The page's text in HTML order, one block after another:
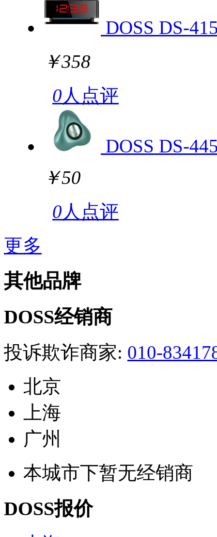
DOSS DS-
￥358
0人点评
DOSS DS-
￥50
0人点评
更多
其他品牌
DOSS经销商
投诉欺诈商家: 010-
北京
上海
广州
本城市下暂无经销商
DOSS报价